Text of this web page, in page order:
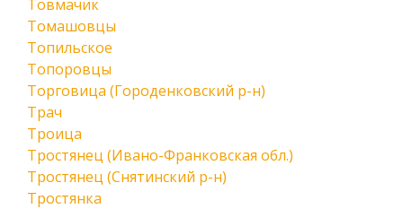
Товмачик
Томашовцы
Топильское
Топоровцы
Торговица (Городенковский р-н)
Трач
Троица
Тростянец (Ивано-Франковская обл.)
Тростянец (Снятинский р-н)
Тростянка